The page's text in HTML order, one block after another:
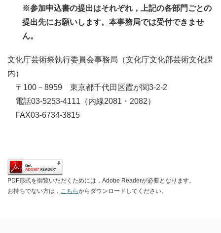
※参加申込書の提出はそれぞれ，上記の各部門ごとの
提出先にお願いします。本事務局では受付できませ
ん。
文化庁芸術祭執行委員会事務局（文化庁文化部芸術文化課
内）
〒100－8959 東京都千代田区霞が関3-2-2
電話03-5253-4111（内線2081・2082）
FAX03-6734-3815
PDF形式を御覧いただくためには，Adobe Readerが必要となります。
お持ちでない方は， こちらからダウンロードしてください。